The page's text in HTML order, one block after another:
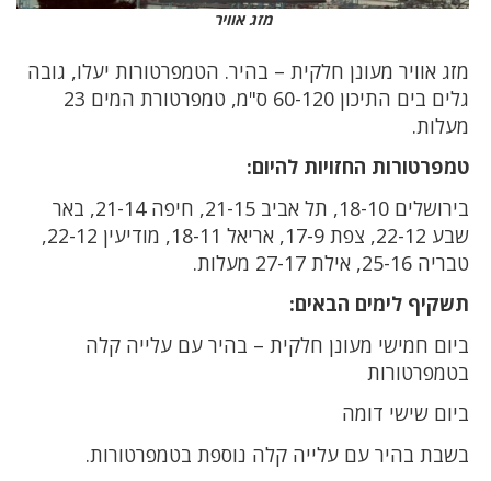
מזג אוויר
מזג אוויר מעונן חלקית – בהיר. הטמפרטורות יעלו, גובה
גלים בים התיכון 60-120 ס"מ, טמפרטורת המים 23
מעלות.
טמפרטורות החזויות להיום:
בירושלים 18-10, תל אביב 21-15, חיפה 21-14, באר
שבע 22-12, צפת 17-9, אריאל 18-11, מודיעין 22-12,
טבריה 25-16, אילת 27-17 מעלות.
תשקיף לימים הבאים:
ביום חמישי מעונן חלקית – בהיר עם עלייה קלה
בטמפרטורות
ביום שישי דומה
בשבת בהיר עם עלייה קלה נוספת בטמפרטורות.